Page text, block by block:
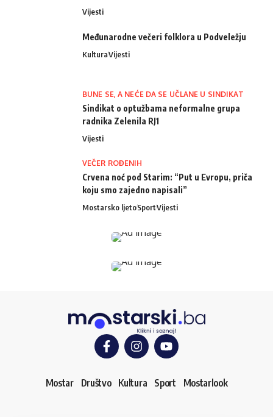
Vijesti
Međunarodne večeri folklora u Podveležju
KulturaVijesti
BUNE SE, A NEĆE DA SE UČLANE U SINDIKAT
Sindikat o optužbama neformalne grupa
radnika Zelenila RJ1
Vijesti
VEČER ROĐENIH
Crvena noć pod Starim: “Put u Evropu, priča
koju smo zajedno napisali”
Mostarsko ljetoSportVijesti
Mostar Društvo Kultura Sport Mostarlook